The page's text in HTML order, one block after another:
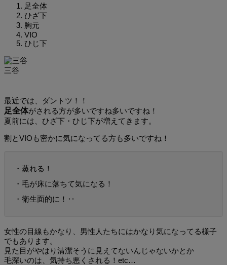
足全体
ひざ下
胸元
VIO
ひじ下
三谷
最近では、ダントツ！！
足全体がされる方が多いですね多いですね！
夏前には、ひざ下・ひじ下が増えてきます。
割とVIOも密かに気になってる方も多いですね！
・蒸れる！
・毛が床に落ちて気になる！
・衛生面的に！‥
女性の目線もかなり、男性人たちにはかなり気になってる様子
でもあります。
見た目がやはり清潔そうに見えてないんじゃないかとか
毛深いのは、気持ち悪くされる！etc…